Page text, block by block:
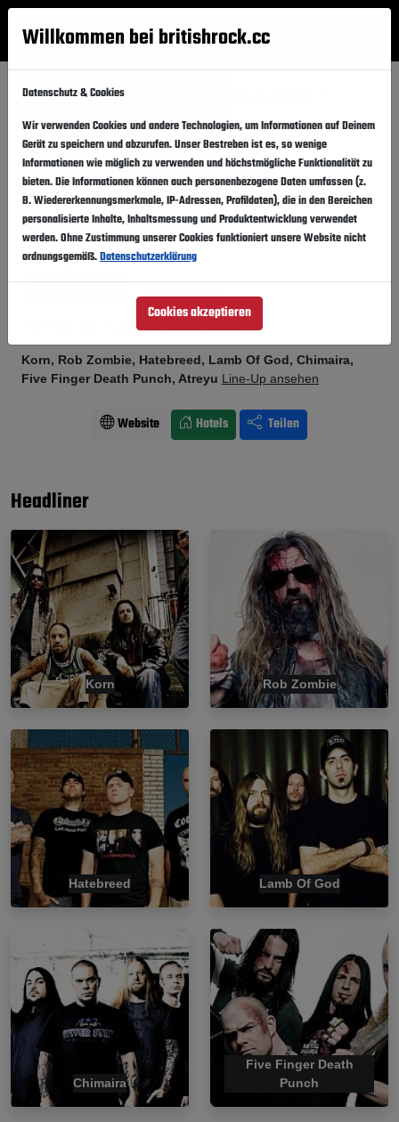
Menü
Startseite Festivals
Mayhem Festival 2010
Mayhem Festival 2010 Folgen
Vereinigte Staaten von Amerika, San Bernardino,
San Manuel Amphitheater
Samstag,10.07.2010
Vergangener Event
Für Fans von: Hardcore . Metal . Rock
Korn, Rob Zombie, Hatebreed, Lamb Of God, Chimaira,
Five Finger Death Punch, Atreyu Line-Up ansehen
Website Hotels Teilen
Headliner
Korn Rob Zombie
Hatebreed Lamb Of God
Chimaira
Five Finger Death
Punch
Willkommen bei britishrock.cc
Datenschutz & Cookies
Wir verwenden Cookies und andere Technologien, um Informationen auf Deinem
Gerät zu speichern und abzurufen. Unser Bestreben ist es, so wenige
Informationen wie möglich zu verwenden und höchstmögliche Funktionalität zu
bieten. Die Informationen können auch personenbezogene Daten umfassen (z.
B. Wiedererkennungsmerkmale, IP-Adressen, Profildaten), die in den Bereichen
personalisierte Inhalte, Inhaltsmessung und Produktentwicklung verwendet
werden. Ohne Zustimmung unserer Cookies funktioniert unsere Website nicht
ordnungsgemäß.Datenschutzerklärung
Cookies akzeptieren